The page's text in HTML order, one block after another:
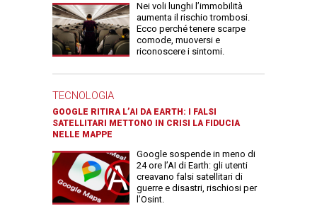
Nei voli lunghi l’immobilità
aumenta il rischio trombosi.
Ecco perché tenere scarpe
comode, muoversi e
riconoscere i sintomi.
TECNOLOGIA
GOOGLE RITIRA L’AI DA EARTH: I FALSI
SATELLITARI METTONO IN CRISI LA FIDUCIA
NELLE MAPPE
Google sospende in meno di
24 ore l’AI di Earth: gli utenti
creavano falsi satellitari di
guerre e disastri, rischiosi per
l’Osint.